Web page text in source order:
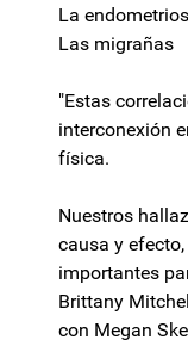
La
Las migrañas
"Estas
interconexión
física.
Nuestros
causa y
importantes
Brittany
con Megan